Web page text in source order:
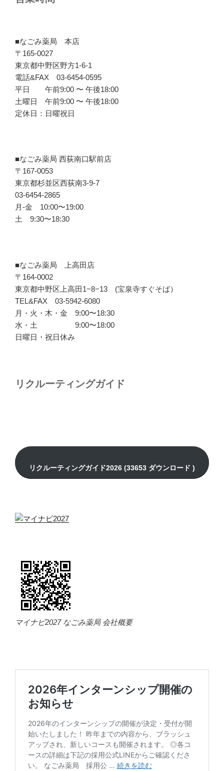
■なごみ薬局 本店
〒165-0027
東京都中野区野方1-6-1
電話&FAX 03-6454-0595
平日 午前9:00 〜 午後18:00
土曜日 午前9:00 〜 午後18:00
定休日：日曜祝日
■なごみ薬局 西荻南口駅前店
〒167-0053
東京都杉並区西荻南3-9-7
03-6454-2865
月-金 10:00〜19:00
土 9:30〜18:30
■なごみ薬局 上高田店
〒164-0002
東京都中野区上高田1−8−13 (宝泉寺すぐそば）
TEL&FAX 03-5942-6080
月・火・木・金 9:00〜18:30
水・土 9:00〜18:00
日曜日・祝日休み
リクルーティングガイド
マイナビ2027 なごみ薬局 会社概要